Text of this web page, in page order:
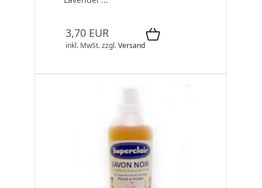
3,70 EUR
inkl. MwSt.zzgl.Versand